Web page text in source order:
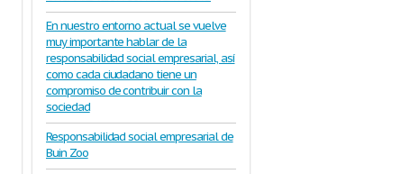
En nuestro entorno actual se vuelve
muy importante hablar de la
responsabilidad social empresarial, así
como cada ciudadano tiene un
compromiso de contribuir con la
sociedad
Responsabilidad social empresarial de
Buin Zoo